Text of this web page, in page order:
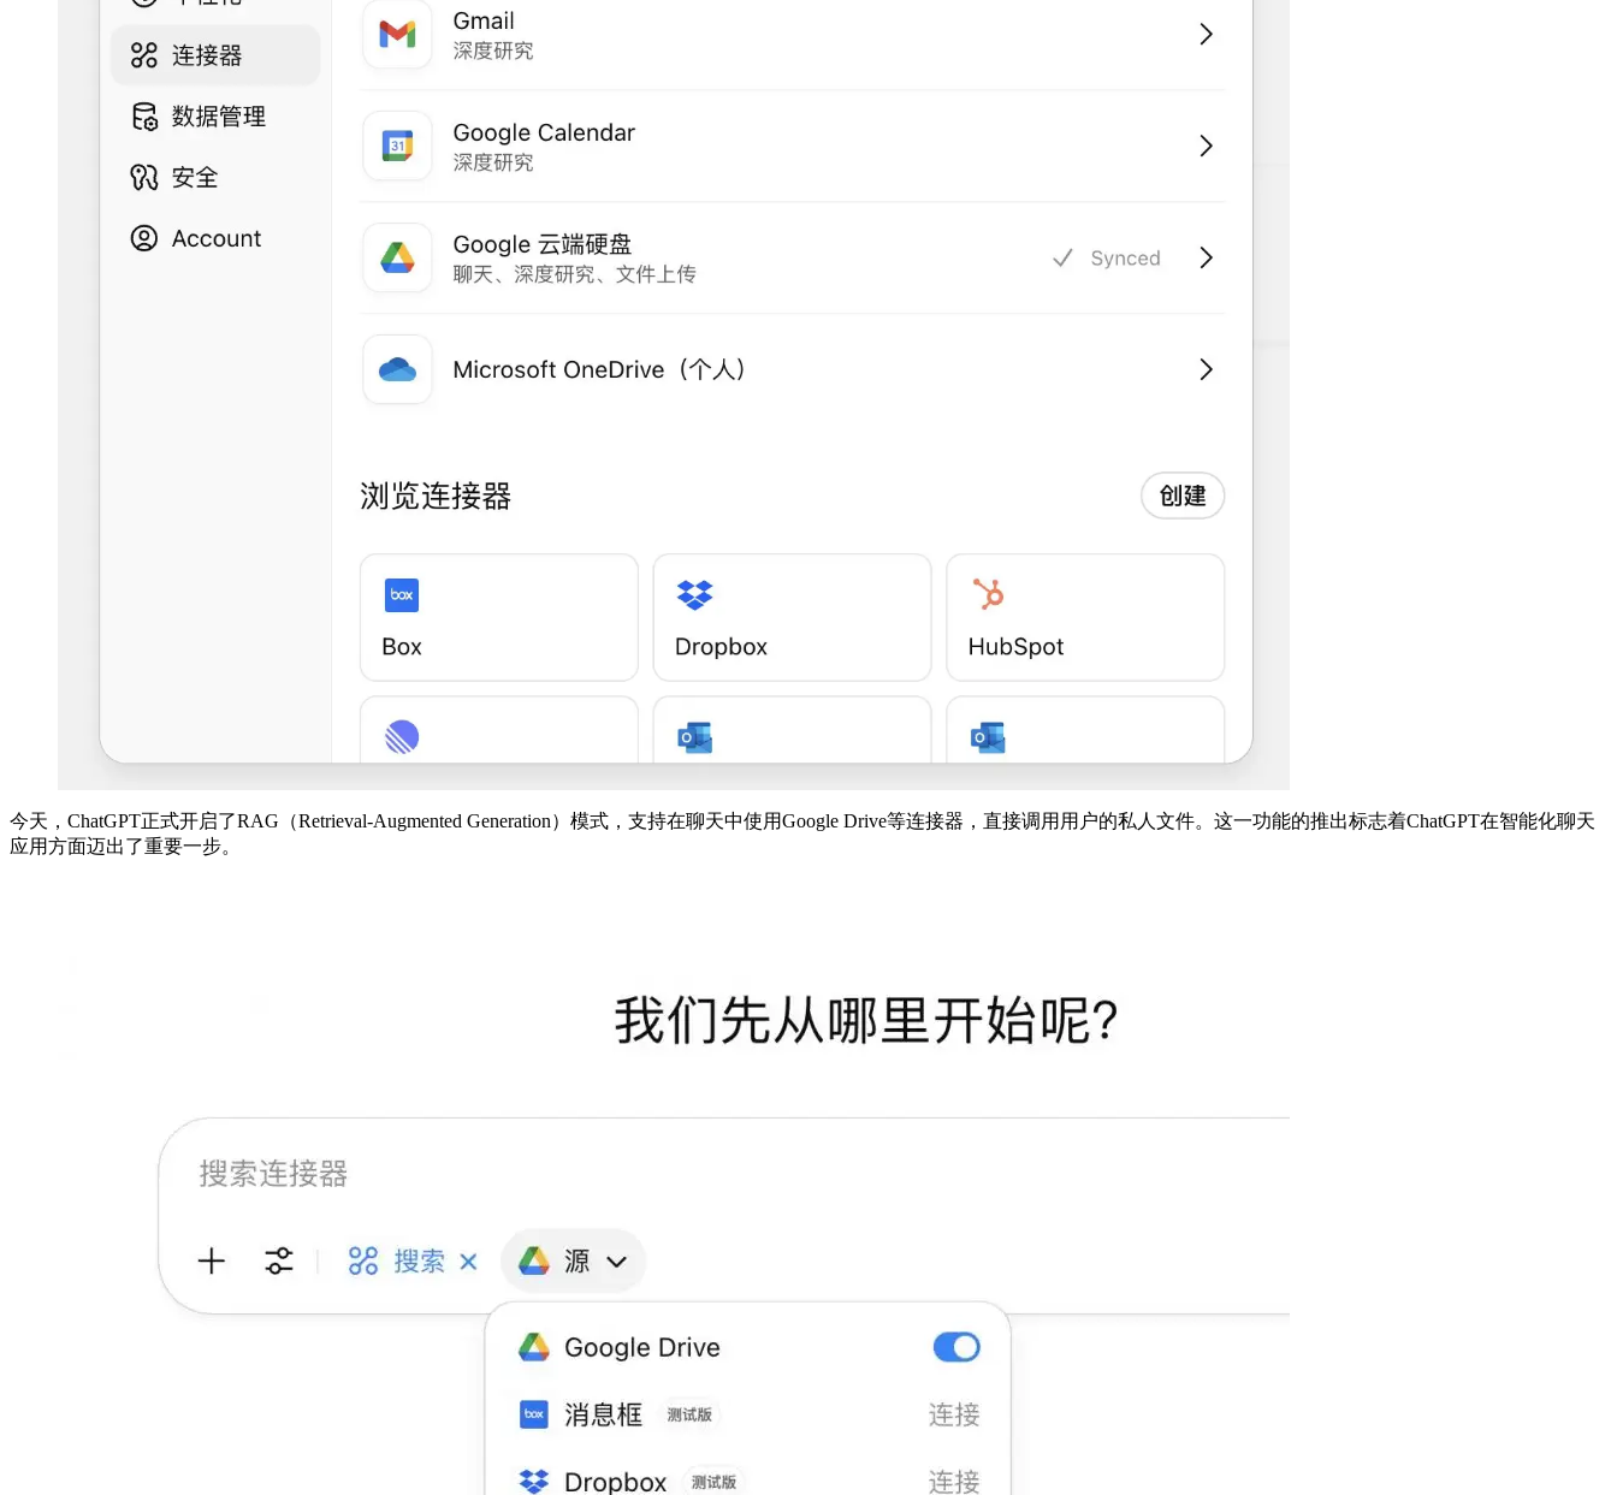
今天，ChatGPT正式开启了RAG（Retrieval-Augmented Generation）模式，支持在聊天中使用Google Drive等连接器，直接调用用户的私人文件。这一功能的推出标志着ChatGPT在智能化聊天
应用方面迈出了重要一步。